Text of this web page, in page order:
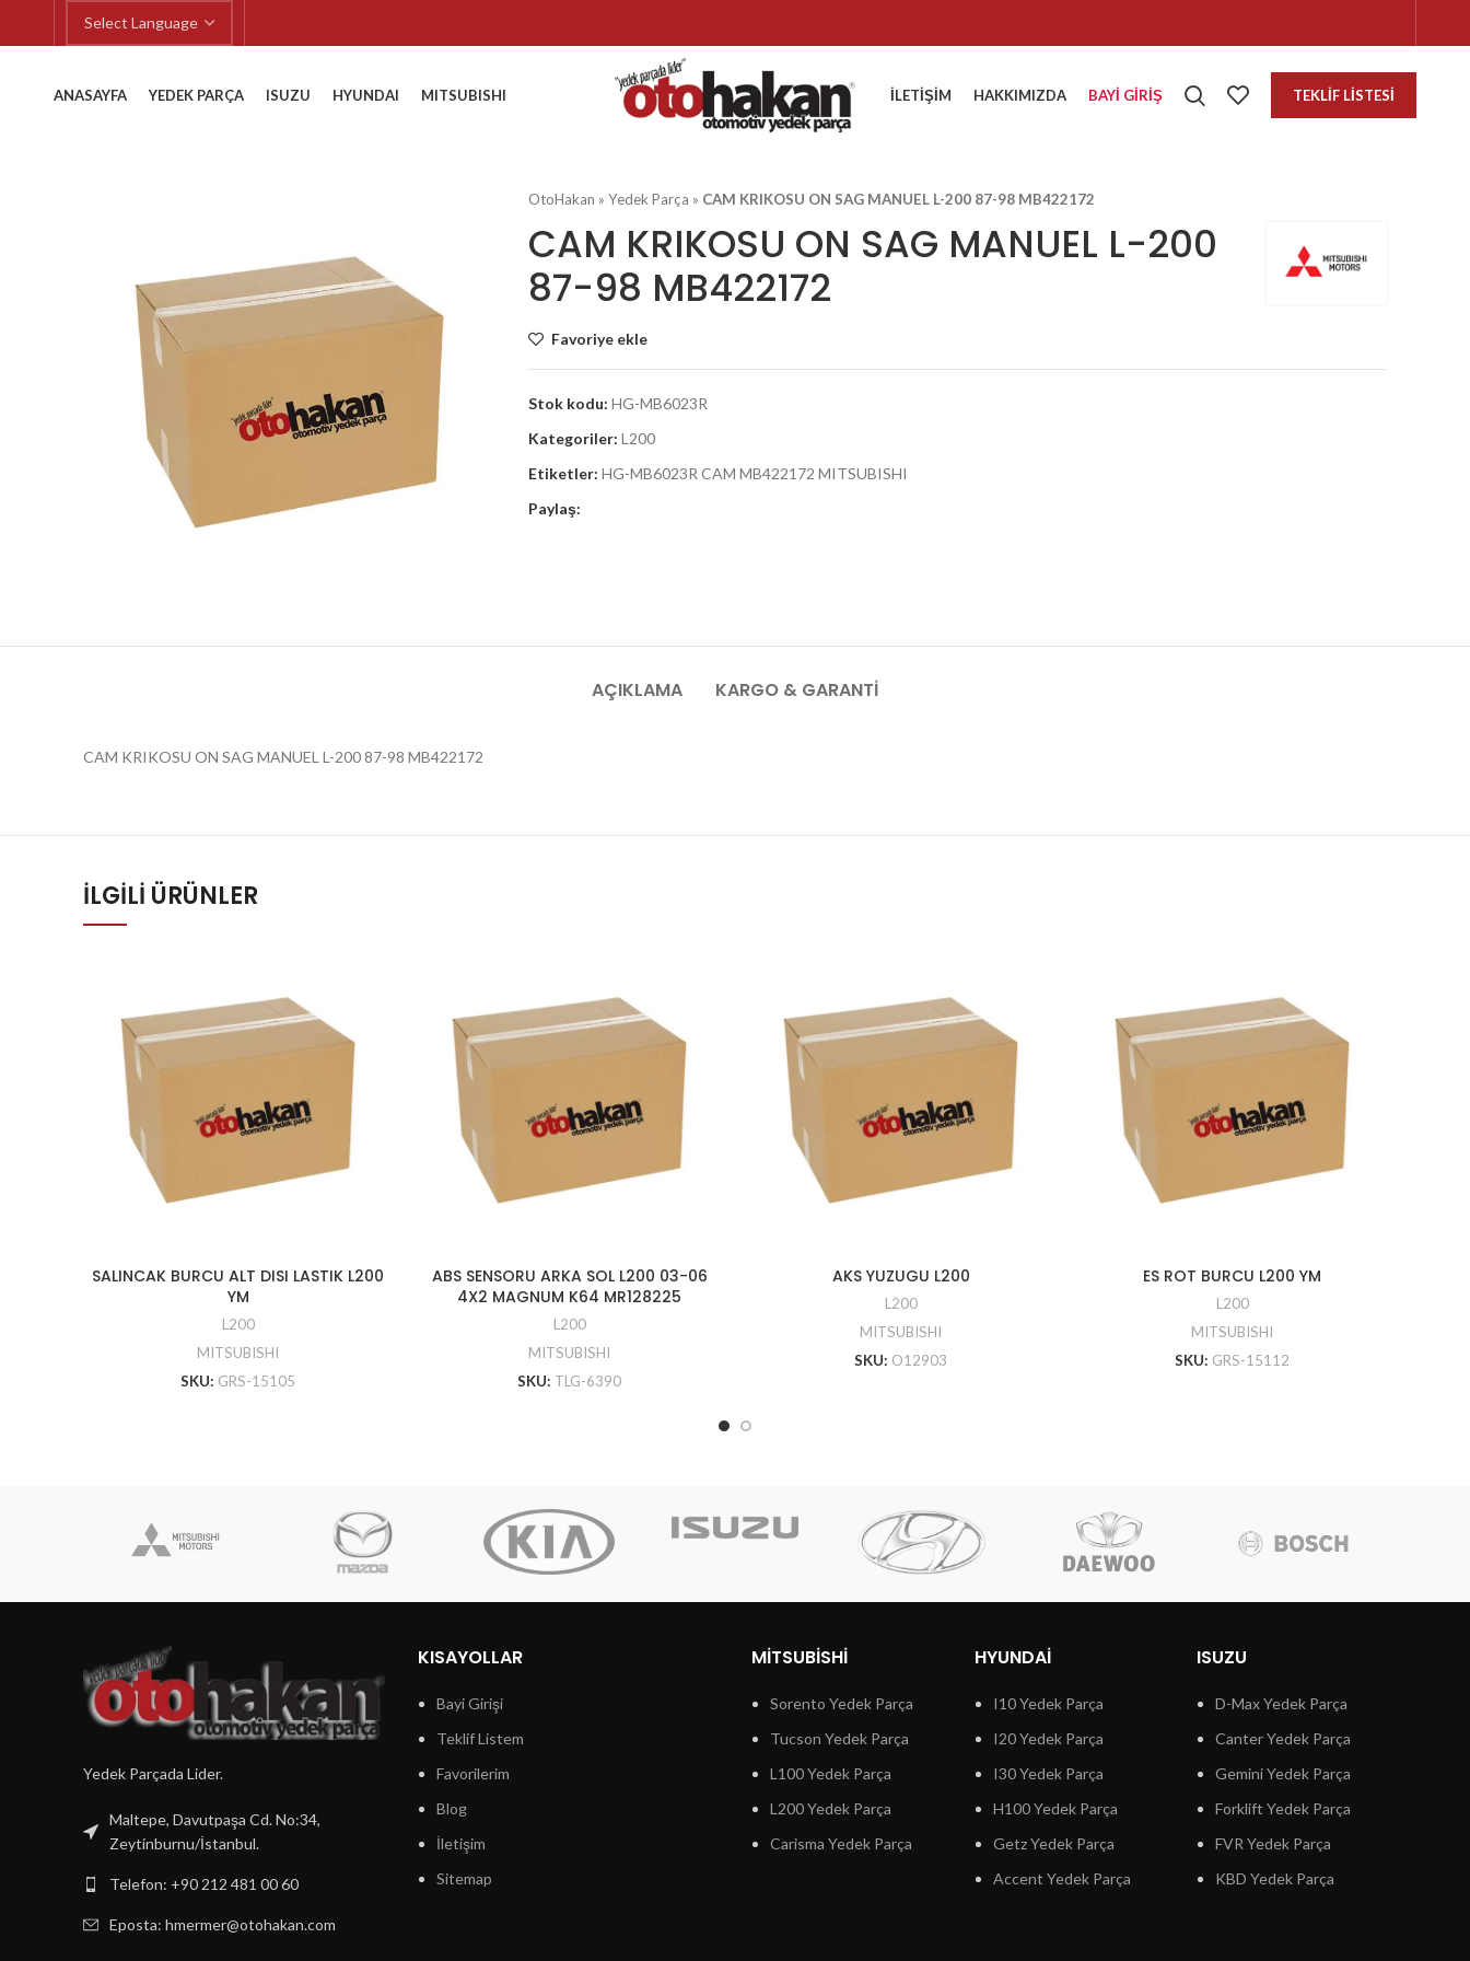
ANASAYFA YEDEK PARÇA ISUZU HYUNDAI MITSUBISHI İLETIŞIM HAKKIMIZDA BAYI GIRIŞ TEKLIF LISTESI
OtoHakan »Yedek Parça » CAM KRIKOSU ON SAG MANUEL L-200 87-98 MB422172
CAM KRIKOSU ON SAG MANUEL L-200
87-98 MB422172
Favoriye ekle
Stok kodu:HG-MB6023R
Kategoriler: L200
Etiketler: HG-MB6023R CAM MB422172 MITSUBISHI
Paylaş:
AÇIKLAMA KARGO & GARANTI
CAM KRIKOSU ON SAG MANUEL L-200 87-98 MB422172
İLGILI ÜRÜNLER
SALINCAK BURCU ALT DISI LASTIK L200
YM
L200
MITSUBISHI
SKU: GRS-15105
ABS SENSORU ARKA SOL L200 03-06
4X2 MAGNUM K64 MR128225
L200
MITSUBISHI
SKU: TLG-6390
AKS YUZUGU L200
L200
MITSUBISHI
SKU: O12903
ES ROT BURCU L200 YM
L200
MITSUBISHI
SKU: GRS-15112
Yedek Parçada Lider.
Maltepe, Davutpaşa Cd. No:34,
Zeytinburnu/İstanbul.
Telefon: +90 212 481 00 60
Eposta: hmermer@otohakan.com
KISAYOLLAR
Bayi Girişi
Teklif Listem
Favorilerim
Blog
İletişim
Sitemap
MITSUBISHI
Sorento Yedek Parça
Tucson Yedek Parça
L100 Yedek Parça
L200 Yedek Parça
Carisma Yedek Parça
HYUNDAI
I10 Yedek Parça
I20 Yedek Parça
I30 Yedek Parça
H100 Yedek Parça
Getz Yedek Parça
Accent Yedek Parça
ISUZU
D-Max Yedek Parça
Canter Yedek Parça
Gemini Yedek Parça
Forklift Yedek Parça
FVR Yedek Parça
KBD Yedek Parça